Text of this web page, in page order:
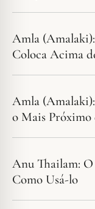
Amla
Coloca Acima
Amla
o Mais
Anu Thailam: O
Como Usá-lo